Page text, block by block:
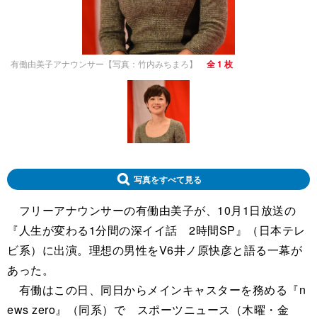
有働由美子アナウンサー【写真：竹内みちまろ】 全 1 枚
写真をすべて見る
フリーアナウンサーの有働由美子が、10月1日放送の
『人生が変わる1分間の深イイ話 2時間SP』（日本テレ
ビ系）に出演。理想の男性をV6井ノ原快彦と語る一幕が
あった。
有働はこの日、同日からメインキャスターを務める『n
ews zero』（同系）で スポーツニュース（木曜・金